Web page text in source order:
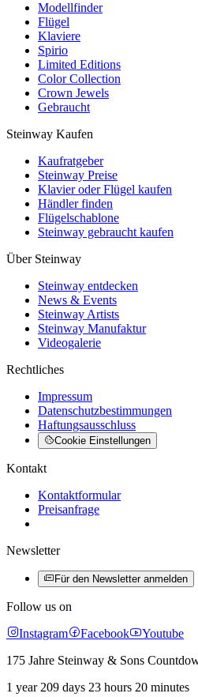
Modellfinder
Flügel
Klaviere
Spirio
Limited Editions
Color Collection
Crown Jewels
Gebraucht
Steinway Kaufen
Kaufratgeber
Steinway Preise
Klavier oder Flügel kaufen
Händler finden
Flügelschablone
Steinway gebraucht kaufen
Über Steinway
Steinway entdecken
News & Events
Steinway Artists
Steinway Manufaktur
Videogalerie
Rechtliches
Impressum
Datenschutzbestimmungen
Haftungsausschluss
Cookie Einstellungen
Kontakt
Kontaktformular
Preisanfrage
Newsletter
Für den Newsletter anmelden
Follow us on
Instagram
Facebook
Youtube
175 Jahre Steinway & Sons
1 year 209 days 23 hours 20 minutes